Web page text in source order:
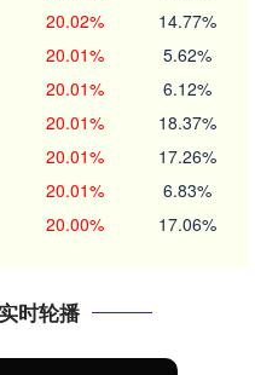
20.02% 14.77%
20.01% 5.62%
20.01% 6.12%
20.01% 18.37%
20.01% 17.26%
20.01% 6.83%
20.00% 17.06%
时轮播